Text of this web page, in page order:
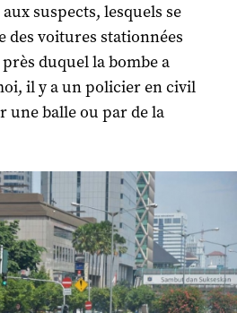
suspects, lesquels se
voitures stationnées
duquel la bombe a
il y a un policier en civil
une balle ou par de la